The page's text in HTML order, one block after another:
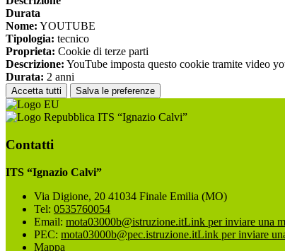
Durata
Nome: YOUTUBE
Tipologia: tecnico
Proprieta: Cookie di terze parti
Descrizione: YouTube imposta questo cookie tramite video
Durata: 2 anni
Accetta tutti Salva le preferenze
ITS “Ignazio Calvi”
Contatti
ITS “Ignazio Calvi”
Via Digione, 20 41034 Finale Emilia (MO)
Tel: 0535760054
Email: mota03000b@istruzione.itLink per inviare una
PEC: mota03000b@pec.istruzione.itLink per inviare
Mappa